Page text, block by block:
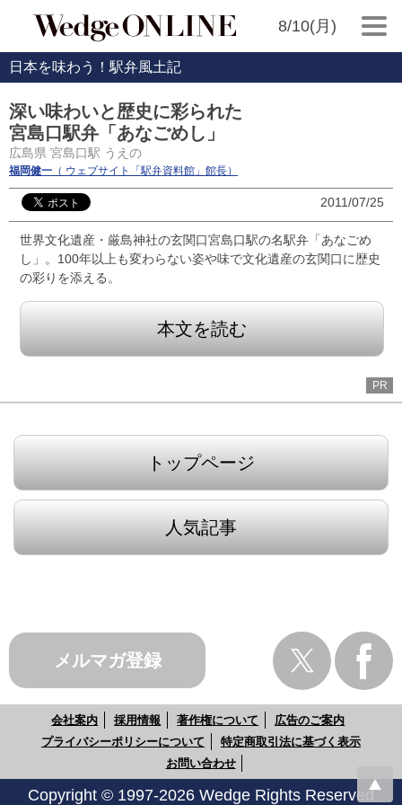
8/10(月)
日本を味わう！駅弁風土記
深い味わいと歴史に彩られた
宮島口駅弁「あなごめし」
広島県 宮島口駅 うえの
福岡健一 （ ウェブサイト「駅弁資料館」館長）
2011/07/25
世界文化遺産・厳島神社の玄関口宮島口駅の名駅弁「あなごめ
し」。100年以上も変わらない姿や味で文化遺産の玄関口に歴史
の彩りを添える。
本文を読む
PR
トップページ
人気記事
メルマガ登録
会社案内 採用情報 著作権について
広告のご案内
プライバシーポリシーについて
特定商取引法に基づく表示
お問い合わせ
Copyright © 1997-2026 Wedge Rights Reserved